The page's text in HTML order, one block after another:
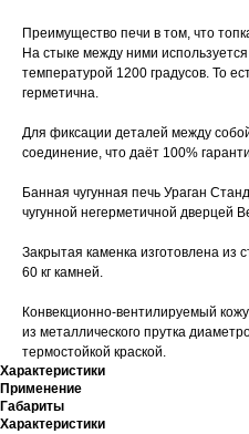
Преимущество печи в том, что
На стыке между ними
температурой 1200 градусов. То
герметична.
Для фиксации деталей между
соединение, что даёт 100%
Банная чугунная печь Ураган
чугунной негерметичной дверцей
Закрытая каменка изготовлена из
60 кг камней.
Конвекционно-вентилируемый
из металлического прутка
термостойкой краской.
Характеристики
Применение
Габариты
Характеристики